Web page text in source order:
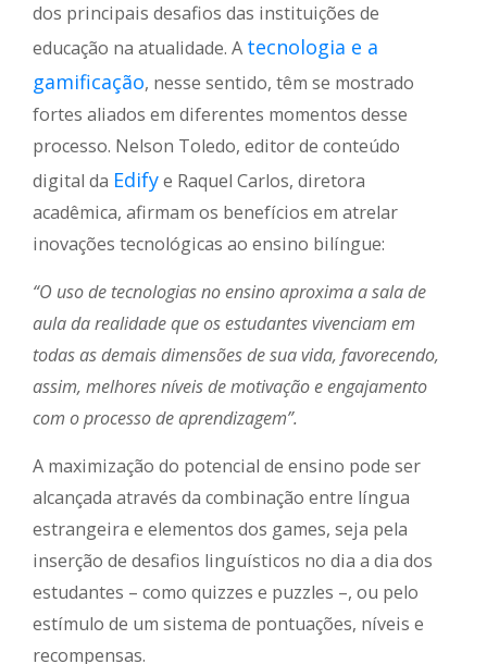
dos principais desafios das instituições de
educação na atualidade. A tecnologia e a
gamificação, nesse sentido, têm se mostrado
fortes aliados em diferentes momentos desse
processo. Nelson Toledo, editor de conteúdo
digital da Edifye Raquel Carlos, diretora
acadêmica, afirmam os benefícios em atrelar
inovações tecnológicas ao ensino bilíngue:
“O uso de tecnologias no ensino aproxima a sala de
aula da realidade que os estudantes vivenciam em
todas as demais dimensões de sua vida, favorecendo,
assim, melhores níveis de motivação e engajamento
com o processo de aprendizagem”.
A maximização do potencial de ensino pode ser
alcançada através da combinação entre língua
estrangeira e elementos dos games, seja pela
inserção de desafios linguísticos no dia a dia dos
estudantes – como quizzes e puzzles –, ou pelo
estímulo de um sistema de pontuações, níveis e
recompensas.